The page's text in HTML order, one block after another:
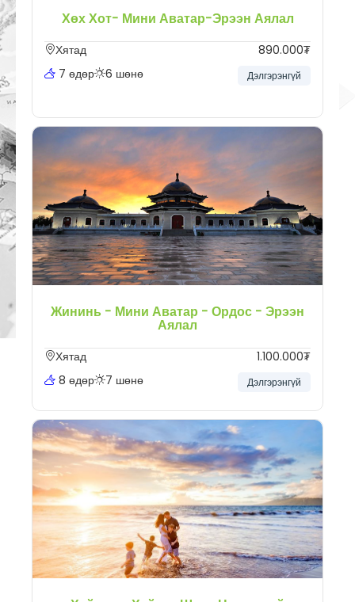
Хөх Хот- Мини Аватар-Эрээн Аялал
Хятад
7 өдөр
6 шөнө
890.000₮
Дэлгэрэнгүй
Жининь - Мини Аватар - Ордос - Эрээн
Аялал
Хятад
8 өдөр
7 шөнө
1.100.000₮
Дэлгэрэнгүй